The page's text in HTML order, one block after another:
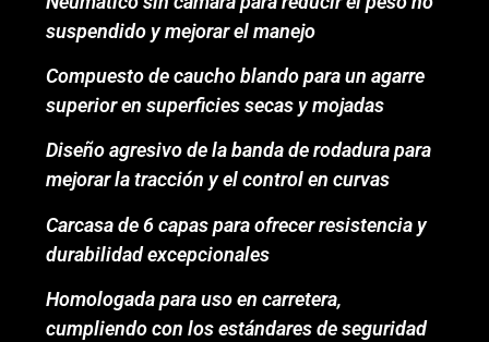
suspendido y mejorar el manejo
Compuesto de caucho blando para un agarre
superior en superficies secas y mojadas
Diseño agresivo de la banda de rodadura para
mejorar la tracción y el control en curvas
Carcasa de 6 capas para ofrecer resistencia y
durabilidad excepcionales
Homologada para uso en carretera,
cumpliendo con los estándares de seguridad